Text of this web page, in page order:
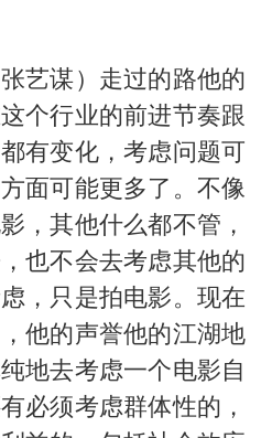
艺谋）走过的路他的
个行业的前进节奏跟
有变化，考虑问题可
面可能更多了。不像
，其他什么都不管，
也不会去考虑其他的
，只是拍电影。现在
他的声誉他的江湖地
地去考虑一个电影自
必须考虑群体性的，